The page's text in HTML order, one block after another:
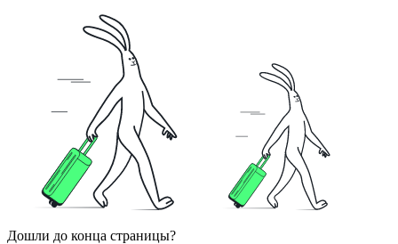
Дошли до конца страницы?